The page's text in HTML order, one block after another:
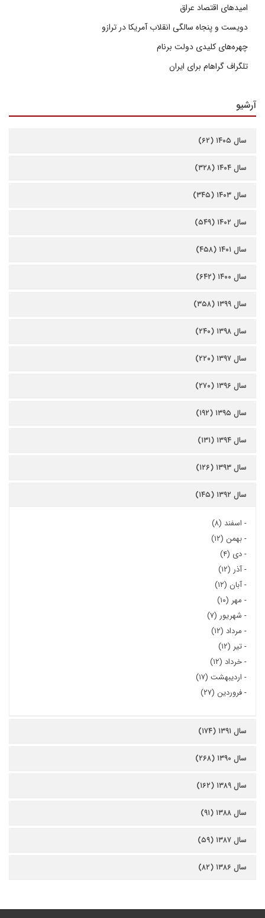
امیدهای اقتصاد عراق
دویست و پنجاه سالگی انقلاب آمریکا در ترازو
چهره‌های کلیدی دولت برنام
تلگراف گراهام برای ایران
آرشیو
سال ۱۴۰۵ (۶۲)
سال ۱۴۰۴ (۳۲۸)
سال ۱۴۰۳ (۳۴۵)
سال ۱۴۰۲ (۵۴۹)
سال ۱۴۰۱ (۴۵۸)
سال ۱۴۰۰ (۶۴۲)
سال ۱۳۹۹ (۳۵۸)
سال ۱۳۹۸ (۲۴۰)
سال ۱۳۹۷ (۲۲۰)
سال ۱۳۹۶ (۲۷۰)
سال ۱۳۹۵ (۱۹۲)
سال ۱۳۹۴ (۱۳۱)
سال ۱۳۹۳ (۱۲۶)
سال ۱۳۹۲ (۱۴۵)
- اسفند (۸)
-بهمن (۱۲)
-دی (۴)
-آذر (۱۲)
-آبان (۱۲)
- مهر (۱۰)
- شهریور (۷)
- مرداد (۱۲)
-تیر (۱۲)
-خرداد (۱۲)
- اردیبهشت (۱۷)
-فروردین (۲۷)
سال ۱۳۹۱ (۱۷۴)
سال ۱۳۹۰ (۲۶۸)
سال ۱۳۸۹ (۱۶۲)
سال ۱۳۸۸ (۹۱)
سال ۱۳۸۷ (۵۹)
سال ۱۳۸۶ (۸۲)